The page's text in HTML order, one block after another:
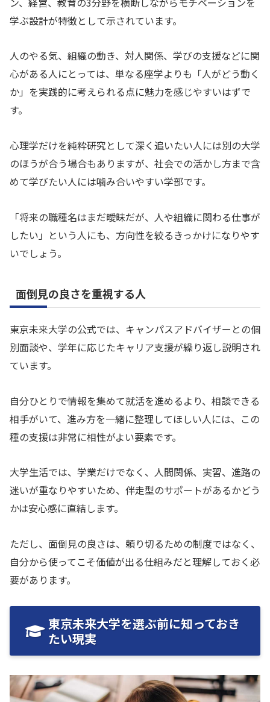
学ぶ設計が特徴として示されています。
人のやる気、組織の動き、対人関係、学びの支援などに関
心がある人にとっては、単なる座学よりも「人がどう動く
か」を実践的に考えられる点に魅力を感じやすいはずで
す。
心理学だけを純粋研究として深く追いたい人には別の大学
のほうが合う場合もありますが、社会での活かし方まで含
めて学びたい人には噛み合いやすい学部です。
「将来の職種名はまだ曖昧だが、人や組織に関わる仕事が
したい」という人にも、方向性を絞るきっかけになりやす
いでしょう。
面倒見の良さを重視する人
東京未来大学の公式では、キャンパスアドバイザーとの個
別面談や、学年に応じたキャリア支援が繰り返し説明され
ています。
自分ひとりで情報を集めて就活を進めるより、相談できる
相手がいて、進み方を一緒に整理してほしい人には、この
種の支援は非常に相性がよい要素です。
大学生活では、学業だけでなく、人間関係、実習、進路の
迷いが重なりやすいため、伴走型のサポートがあるかどう
かは安心感に直結します。
ただし、面倒見の良さは、頼り切るための制度ではなく、
自分から使ってこそ価値が出る仕組みだと理解しておく必
要があります。
東京未来大学を選ぶ前に知っておき
たい現実